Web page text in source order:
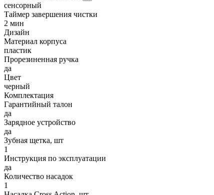
сенсорный
Таймер завершения чистки
2 мин
Дизайн
Материал корпуса
пластик
Прорезиненная ручка
да
Цвет
черный
Комплектация
Гарантийный талон
да
Зарядное устройство
да
Зубная щетка, шт
1
Инструкция по эксплуатации
да
Количество насадок
1